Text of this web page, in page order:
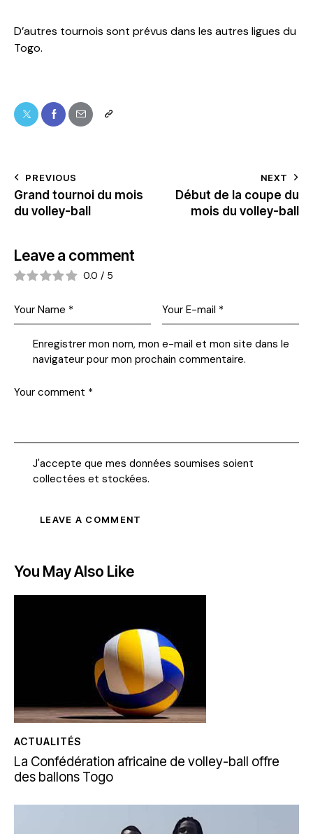
D’autres tournois sont prévus dans les autres ligues du
Togo.
PREVIOUS
Grand tournoi du mois
du volley-ball
NEXT
Début de la coupe du
mois du volley-ball
Leave a comment
0.0 / 5
Enregistrer mon nom, mon e-mail et mon site dans le
navigateur pour mon prochain commentaire.
J'accepte que mes données soumises soient
collectées et stockées.
You May Also Like
ACTUALITÉS
La Confédération africaine de volley-ball offre
des ballons Togo